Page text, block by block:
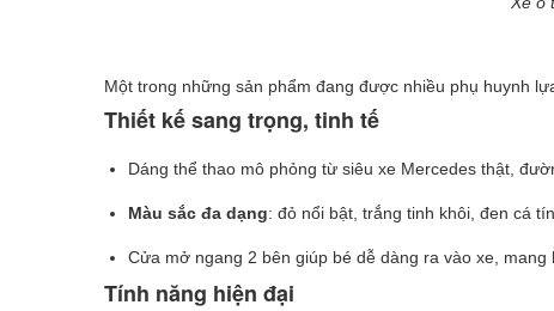
Một trong những sản phẩm đang được nhiều phụ huynh
Thiết kế sang trọng, tinh tế
Dáng thể thao mô phỏng từ siêu xe Mercedes thật,
Màu sắc đa dạng: đỏ nổi bật, trắng tinh khôi, đen cá
Cửa mở ngang 2 bên giúp bé dễ dàng ra vào xe, mang
Tính năng hiện đại